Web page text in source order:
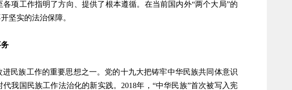
项工作指明了方向、提供了根本遵循。在当前国内外“两个大局”的
坚实的法治保障。
民族工作的重要思想之一。党的十九大把铸牢中华民族共同体意识
我国民族工作法治化的新实践。2018年，“中华民族”首次被写入宪